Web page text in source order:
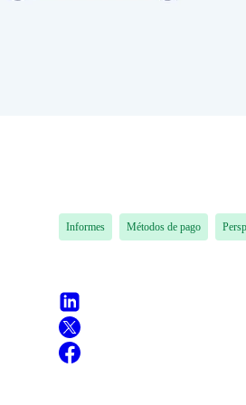
Informes Métodos de pago